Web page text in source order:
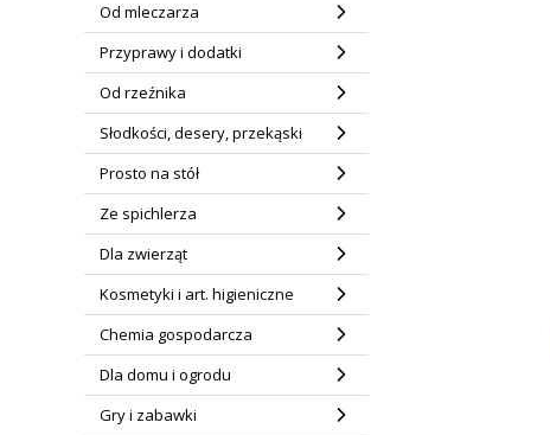
Od mleczarza
Przyprawy i dodatki
Od rzeźnika
Słodkości, desery, przekąski
Prosto na stół
Ze spichlerza
Dla zwierząt
Kosmetyki i art. higieniczne
Chemia gospodarcza
Dla domu i ogrodu
Gry i zabawki